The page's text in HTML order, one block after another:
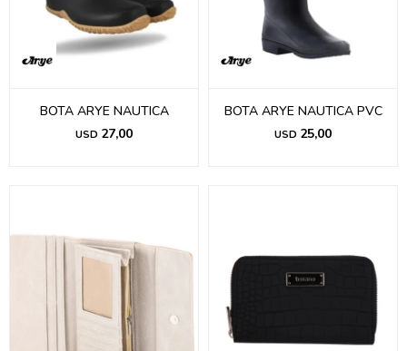
BOTA ARYE NAUTICA
USD 27,00
BOTA ARYE NAUTICA PVC
USD 25,00